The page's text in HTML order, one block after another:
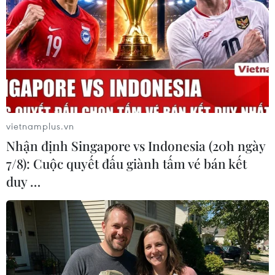
Trung Quốc, Mỹ đạt nhận thức chung về thúc
đẩy thương mại nông sản hai chiều
Mỹ phạt Bosch 36 triệu USD vì vi phạm lệnh
trừng phạt Huawei
vietnamplus.vn
Nhận định Singapore vs Indonesia (20h ngày
7/8): Cuộc quyết đấu giành tấm vé bán kết
duy …